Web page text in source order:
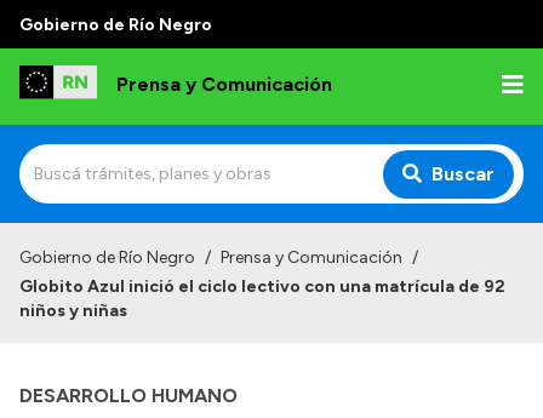
Gobierno de Río Negro
Prensa y Comunicación
Buscar
Institucional
Referentes de prensa
Gobierno de Río Negro / Prensa y Comunicación /
Globito Azul inició el ciclo lectivo con una matrícula de 92
niños y niñas
DESARROLLO HUMANO